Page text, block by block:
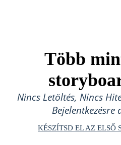
Több
Nincs Letöltés, Nincs
KÉSZÍTSD EL AZ ELSŐ